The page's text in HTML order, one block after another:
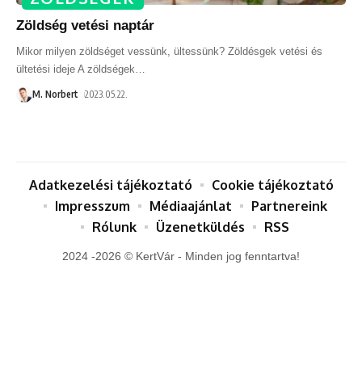
Zöldség vetési naptár
Mikor milyen zöldséget vessünk, ültessünk? Zöldésgek vetési és
ültetési ideje A zöldségek
M. Norbert 2023.05.22.
2024 -2026 © KertVár - Minden jog fenntartva!
Adatkezelési tájékoztató
Cookie tájékoztató
Impresszum
Médiaajánlat
Partnereink
Rólunk
Üzenetküldés RSS